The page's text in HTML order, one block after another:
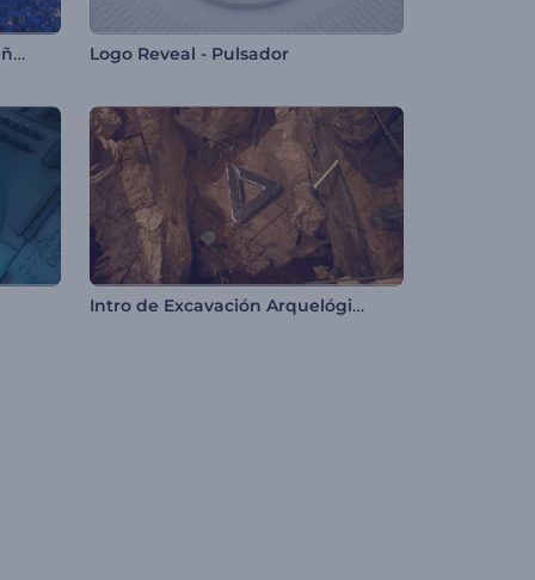
Introducción al paseo navideño de Papá Noel Logo Reveal - Pulsador
Intro de Excavación Arquelógica